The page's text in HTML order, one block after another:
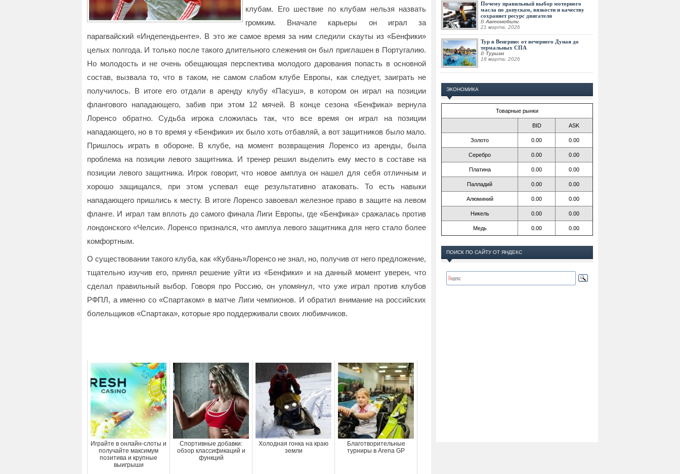
клубам. Его шествие по клубам нельзя назвать
громким. Вначале карьеры он играл за
парагвайский «Индепендьенте». В это же самое время за ним следили скауты из «Бенфики»
целых полгода. И только после такого длительного слежения он был приглашен в Португалию.
Но молодость и не очень обещающая перспектива молодого дарования попасть в основной
состав, вызвала то, что в таком, не самом слабом клубе Европы, как следует, заиграть не
получилось. В итоге его отдали в аренду клубу «Пасуш», в котором он играл на позиции
флангового нападающего, забив при этом 12 мячей. В конце сезона «Бенфика» вернула
Лоренсо обратно. Судьба игрока сложилась так, что все время он играл на позиции
нападающего, но в то время у «Бенфики» их было хоть отбавляй, а вот защитников было мало.
Пришлось играть в обороне. В клубе, на момент возвращения Лоренсо из аренды, была
проблема на позиции левого защитника. И тренер решил выделить ему место в составе на
позиции левого защитника. Игрок говорит, что новое амплуа он нашел для себя отличным и
хорошо защищался, при этом успевал еще результативно атаковать. То есть навыки
нападающего пришлись к месту. В итоге Лоренсо завоевал железное право в защите на левом
фланге. И играл там вплоть до самого финала Лиги Европы, где «Бенфика» сражалась против
лондонского «Челси». Лоренсо признался, что амплуа левого защитника для него стало более
комфортным.
О существовании такого клуба, как «Кубань»Лоренсо не знал, но, получив от него предложение,
тщательно изучив его, принял решение уйти из «Бенфики» и на данный момент уверен, что
сделал правильный выбор. Говоря про Россию, он упомянул, что уже играл против клубов
РФПЛ, а именно со «Спартаком» в матче Лиги чемпионов. И обратил внимание на российских
болельщиков «Спартака», которые яро поддерживали своих любимчиков.
Играйте в онлайн-слоты и
получайте максимум
позитива и крупные
выигрыши
Спортивные добавки:
обзор классификаций и
функций
Холодная гонка на краю
земли
Благотворительные
турниры в Arena GP
Почему правильный выбор моторного
масла по допускам, вязкости и качеству
сохраняет ресурс двигателя
В Автомобили
21 марта, 2026
Тур в Венгрию: от вечернего Дуная до
термальных СПА
В Туризм
18 марта, 2026
ЭКОНОМИКА
Товарные рынки
BID ASK
Золото 0.00 0.00
Серебро 0.00 0.00
Платина 0.00 0.00
Палладий 0.00 0.00
Алюминий 0.00 0.00
Никель 0.00 0.00
Медь 0.00 0.00
ПОИСК ПО САЙТУ ОТ ЯНДЕКС